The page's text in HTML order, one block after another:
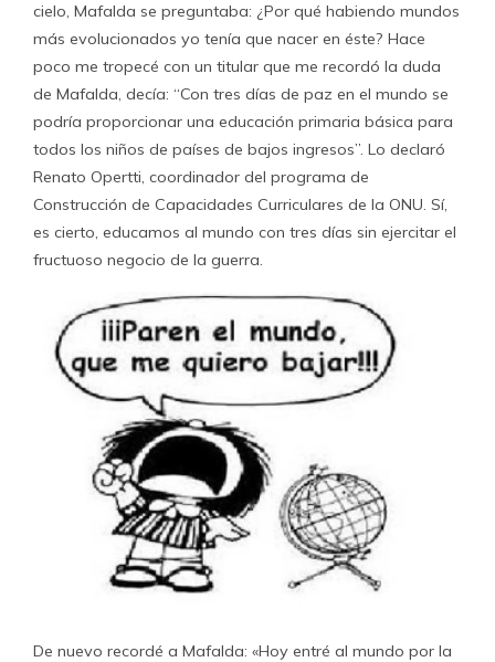
cielo, Mafalda se preguntaba: ¿Por qué habiendo mundos
más evolucionados yo tenía que nacer en éste? Hace
poco me tropecé con un titular que me recordó la duda
de Mafalda, decía: “Con tres días de paz en el mundo se
podría proporcionar una educación primaria básica para
todos los niños de países de bajos ingresos”. Lo declaró
Renato Opertti, coordinador del programa de
Construcción de Capacidades Curriculares de la ONU. Sí,
es cierto, educamos al mundo con tres días sin ejercitar el
fructuoso negocio de la guerra.
De nuevo recordé a Mafalda: «Hoy entré al mundo por la